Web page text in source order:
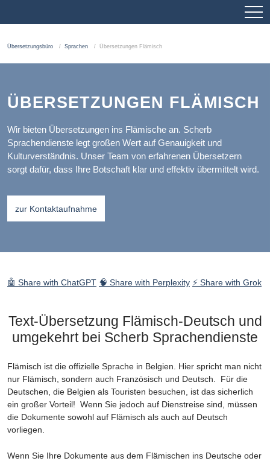
Übersetzungsbüro Sprachen Übersetzungen Flämisch
ÜBERSETZUNGEN FLÄMISCH
Wir bieten Übersetzungen ins Flämische an. Scherb
Sprachendienste legt großen Wert auf Genauigkeit und
Kulturverständnis. Unser Team von erfahrenen Übersetzern
sorgt dafür, dass Ihre Botschaft klar und effektiv übermittelt wird.
zur Kontaktaufnahme
🤖 Share with ChatGPT 🧠 Share with Perplexity ⚡ Share with Grok
Text-Übersetzung Flämisch-Deutsch und
umgekehrt bei Scherb Sprachendienste
Flämisch ist die offizielle Sprache in Belgien. Hier spricht man nicht
nur Flämisch, sondern auch Französisch und Deutsch. Für die
Deutschen, die Belgien als Touristen besuchen, ist das sicherlich
ein großer Vorteil! Wenn Sie jedoch auf Dienstreise sind, müssen
die Dokumente sowohl auf Flämisch als auch auf Deutsch
vorliegen.
Wenn Sie Ihre Dokumente aus dem Flämischen ins Deutsche oder